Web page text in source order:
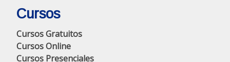
Cursos
Cursos Gratuitos
Cursos Online
Cursos Presenciales